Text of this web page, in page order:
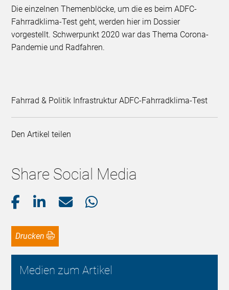
Die einzelnen Themenblöcke, um die es beim ADFC-
Fahrradklima-Test geht, werden hier im Dossier
vorgestellt. Schwerpunkt 2020 war das Thema Corona-
Pandemie und Radfahren.
Fahrrad & Politik Infrastruktur ADFC-Fahrradklima-Test
Den Artikel teilen
Share Social Media
Drucken
Medien zum Artikel